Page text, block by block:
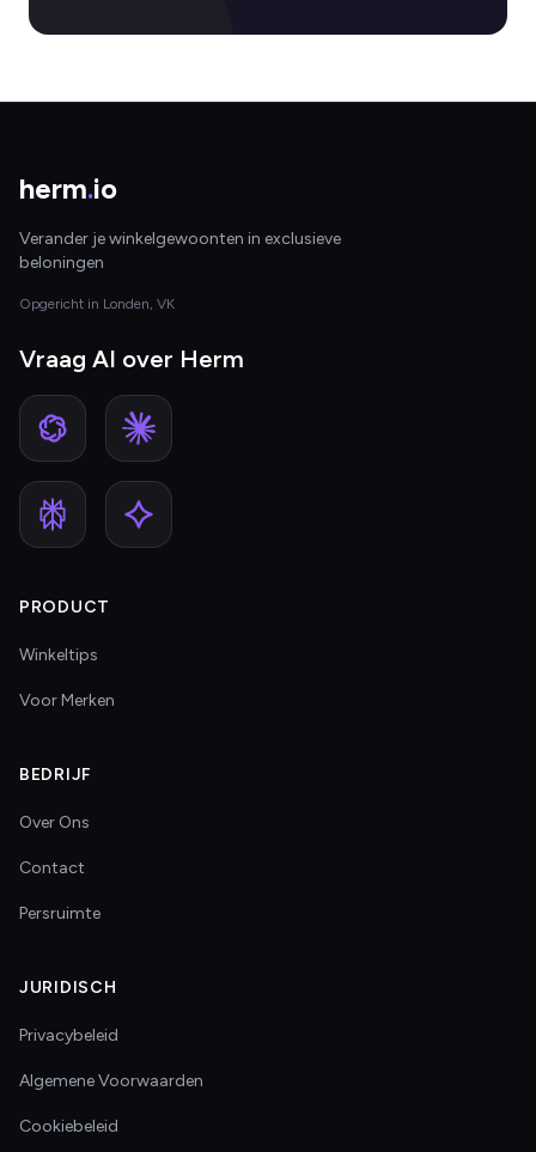
herm.io
Verander je winkelgewoonten in exclusieve
beloningen
Opgericht in Londen, VK
Vraag AI over Herm
PRODUCT
Winkeltips
Voor Merken
BEDRIJF
Over Ons
Contact
Persruimte
JURIDISCH
Privacybeleid
Algemene Voorwaarden
Cookiebeleid